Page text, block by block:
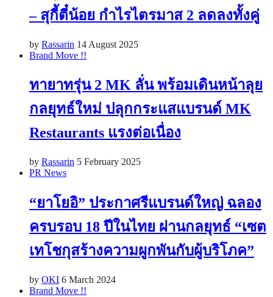
– สุกี้ตี๋น้อย กำไรไตรมาส 2 ลดลงทั้งคู่
by Rassarin 14 August 2025
Brand Move !!
ทายาทรุ่น 2 MK ลั่น พร้อมเดินหน้าลุย
กลยุทธ์ใหม่ ปลุกกระแสแบรนด์ MK
Restaurants แรงต่อเนื่อง
by Rassarin 5 February 2025
PR News
“ยาโยอิ” ประกาศรีแบรนด์ใหญ่ ฉลอง
ครบรอบ 18 ปีในไทย ผ่านกลยุทธ์ “เซต
เทโชกุสร้างความผูกพันกับผู้บริโภค”
by OKI 6 March 2024
Brand Move !!